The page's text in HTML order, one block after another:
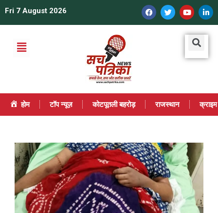
Fri 7 August 2026
होम टॉप न्यूज़ कोटपूतली बहरोड़ राजस्थान क्राइम